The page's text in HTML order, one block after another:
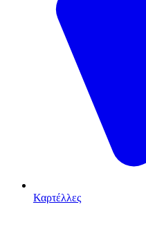
Καρτέλλες